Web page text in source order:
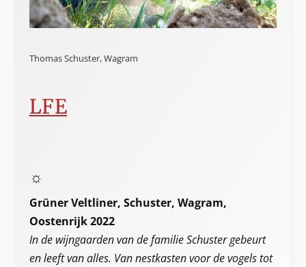
Thomas Schuster, Wagram
LFE
☼
Grüner Veltliner, Schuster, Wagram,
Oostenrijk 2022
In de wijngaarden van de familie Schuster gebeurt
en leeft van alles. Van nestkasten voor de vogels tot